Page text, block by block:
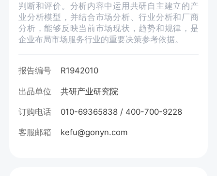
判断和评价。分析内容中运用共研自主建立的产
业分析模型，并结合市场分析、行业分析和厂商
分析，能够反映当前市场现状，趋势和规律，是
企业布局市场服务行业的重要决策参考依据。
报告编号 R1942010
出品单位 共研产业研究院
订购电话 010-69365838 / 400-700-9228
客服邮箱 kefu@gonyn.com